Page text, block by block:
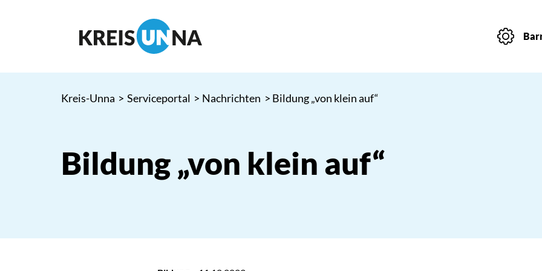
Kreis-Unna > Serviceportal > Nachrichten > Bildung „von klein auf“
Bildung „von klein auf“